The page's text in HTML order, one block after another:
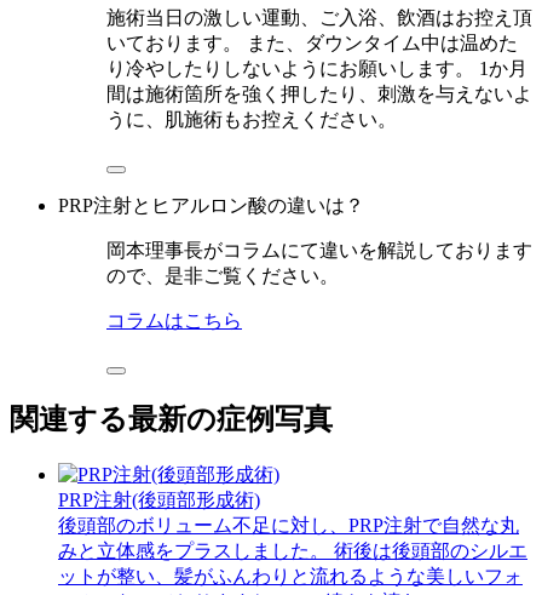
施術当日の激しい運動、ご入浴、飲酒はお控え頂
いております。 また、ダウンタイム中は温めた
り冷やしたりしないようにお願いします。 1か月
間は施術箇所を強く押したり、刺激を与えないよ
うに、肌施術もお控えください。
PRP注射とヒアルロン酸の違いは？
岡本理事長がコラムにて違いを解説しております
ので、是非ご覧ください。
コラムはこちら
関連する最新の症例写真
PRP注射(後頭部形成術)
後頭部のボリューム不足に対し、PRP注射で自然な丸
みと立体感をプラスしました。 ⁡術後は後頭部のシルエ
ットが整い、髪がふんわりと流れるような美しいフォ